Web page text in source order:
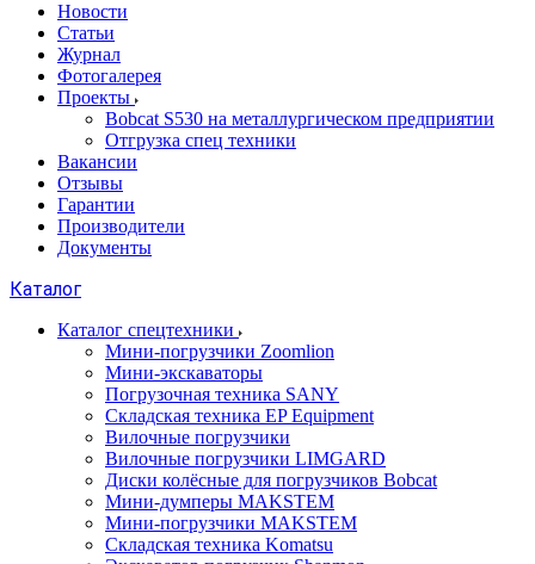
Новости
Статьи
Журнал
Фотогалерея
Проекты
Bobcat S530 на металлургическом предприятии
Отгрузка спец техники
Вакансии
Отзывы
Гарантии
Производители
Документы
Каталог
Каталог спецтехники
Мини-погрузчики Zoomlion
Мини-экскаваторы
Погрузочная техника SANY
Складская техника EP Equipment
Вилочные погрузчики
Вилочные погрузчики LIMGARD
Диски колёсные для погрузчиков Bobcat
Мини-думперы MAKSTEM
Мини-погрузчики MAKSTEM
Складская техника Komatsu